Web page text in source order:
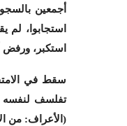
أجمعين
استجابوا، لم
استكبر، ورفض
سقط في
تفلسف لنفسه
(الأعراف: من